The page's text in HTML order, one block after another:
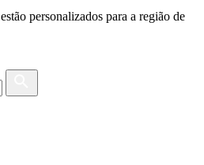
estão personalizados para a região de